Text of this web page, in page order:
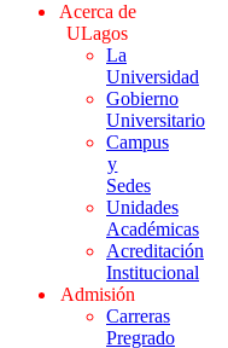
Acerca de
ULagos
La
Universidad
Gobierno
Universitario
Campus
y
Sedes
Unidades
Académicas
Acreditación
Institucional
Admisión
Carreras
Pregrado